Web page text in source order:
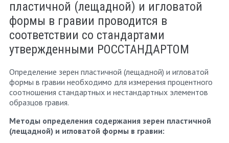
пластичной (лещадной) и игловатой
формы в гравии проводится в
соответствии со стандартами
утвержденными РОССТАНДАРТОМ
Определение зерен пластичной (лещадной) и игловатой
формы в гравии необходимо для измерения процентного
соотношения стандартных и нестандартных элементов
образцов гравия.
Методы определения содержания зерен пластичной
(лещадной) и игловатой формы в гравии: